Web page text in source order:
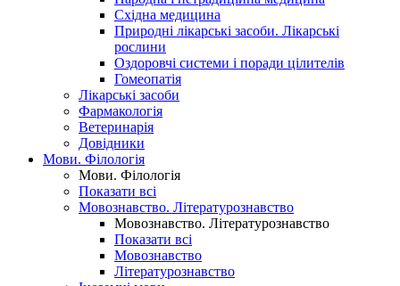
Східна медицина
Природні лікарські засоби. Лікарські
рослини
Оздоровчі системи і поради цілителів
Гомеопатія
Лікарські засоби
Фармакологія
Ветеринарія
Довідники
Мови. Філологія
Мови. Філологія
Показати всі
Мовознавство. Літературознавство
Мовознавство. Літературознавство
Показати всі
Мовознавство
Літературознавство